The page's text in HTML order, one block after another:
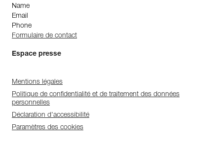
Name
Email
Phone
Formulaire de contact
Espace presse
Mentions légales
Politique de confidentialité et de traitement des données
personnelles
Déclaration d'accessibilité
Paramètres des cookies